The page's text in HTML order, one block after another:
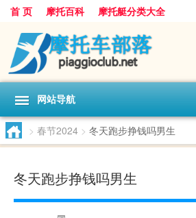
首 页 摩托百科 摩托艇分类大全
网站导航
> 春节2024 > 冬天跑步挣钱吗男生
冬天跑步挣钱吗男生